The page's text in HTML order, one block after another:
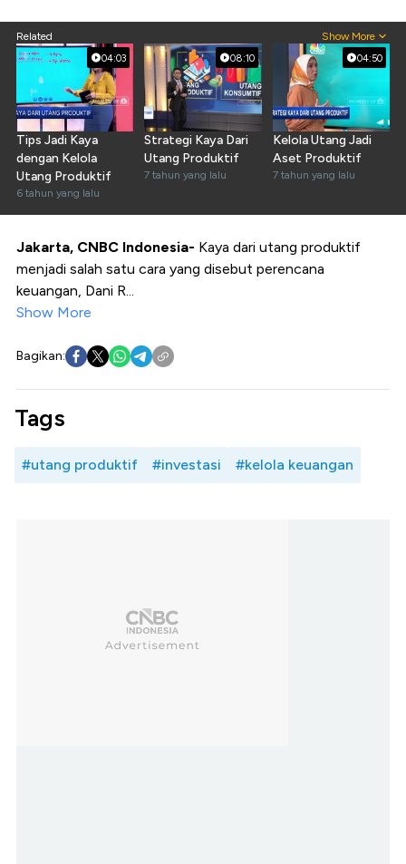
Related Show More
04:03
Tips Jadi Kaya
dengan Kelola
Utang Produktif
6 tahun yang lalu
08:10
Strategi Kaya Dari
Utang Produktif
7 tahun yang lalu
04:50
Kelola Utang Jadi
Aset Produktif
7 tahun yang lalu
Jakarta, CNBC Indonesia- Kaya dari utang produktif
menjadi salah satu cara yang disebut perencana
keuangan, Dani R...
Show More
Bagikan:
Tags
#utang produktif #investasi #kelola keuangan